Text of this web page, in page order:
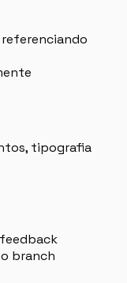
tipografia
branch